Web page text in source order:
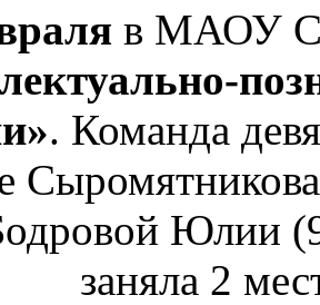
в МАОУ
. Команда
Юлии
заняла 2